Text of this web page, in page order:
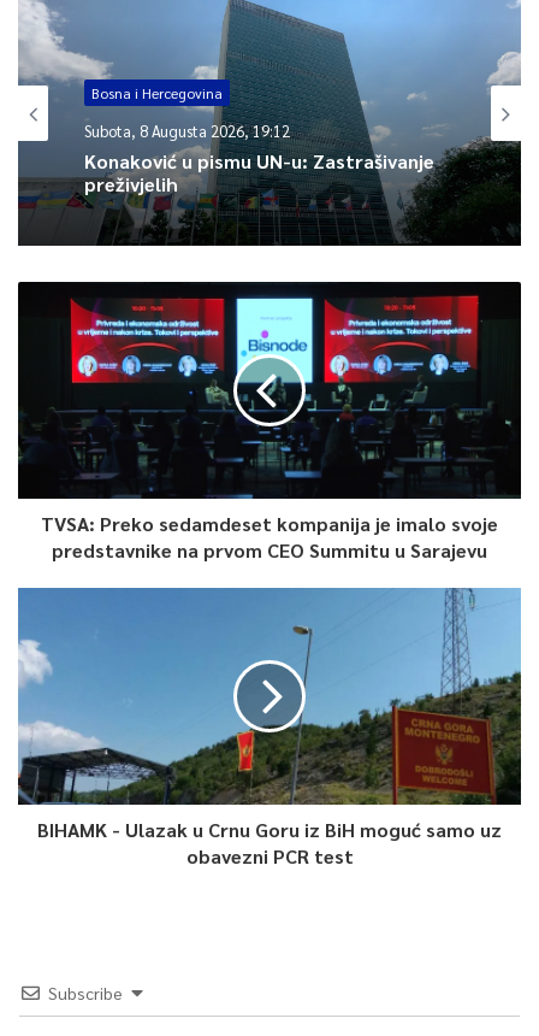
sjeverozapadni. Dnevna temperatura od 23 do 29 °C.
0
Article Rating
Bosna i Hercegovina
Subota, 8 Augusta 2026, 19:12
Konaković u pismu UN-u: Zastrašivanje
preživjelih
TVSA: Preko sedamdeset kompanija je imalo svoje
predstavnike na prvom CEO Summitu u Sarajevu
BIHAMK - Ulazak u Crnu Goru iz BiH moguć samo uz
obavezni PCR test
Subscribe